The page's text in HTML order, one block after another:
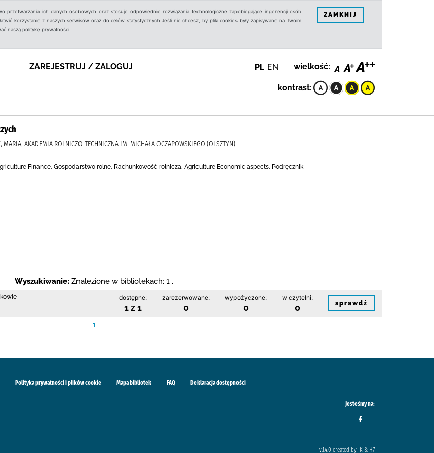
przetwarzania ich danych osobowych oraz stosuje odpowiednie rozwiązania technologiczne zapobiegające ingerencji osób
korzystanie z naszych serwisów oraz do celów statystycznych.Jeśli nie chcesz, by pliki cookies były zapisywane na Twoim
naszą politykę prywatności.
ZAMKNIJ
ZAREJESTRUJ / ZALOGUJ PL EN wielkość:
kontrast:
MARIA, AKADEMIA ROLNICZO-TECHNICZNA IM. MICHAŁA OCZAPOWSKIEGO (OLSZTYN)
Finance, Gospodarstwo rolne, Rachunkowość rolnicza, Agriculture Economic aspects, Podręcznik
Wyszukiwanie: Znalezione w bibliotekach: 1 .
dostępne:
1 z 1
zarezerwowane:
0
wypożyczone:
0
w czytelni:
0 sprawdź
1
Polityka prywatności i plików cookie Mapa bibliotek FAQ Deklaracja dostępności
Jesteśmy na:
v.1.4.0 created by IK & H7